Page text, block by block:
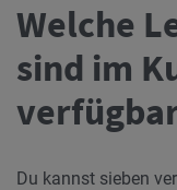
Welche
sind im
Du kannst sieben